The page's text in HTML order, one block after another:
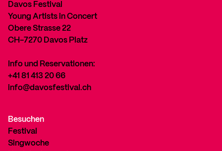
Davos Festival
Young Artists in Concert
Obere Strasse 22
CH-7270 Davos Platz
Info und Reservationen:
+41 81 413 20 66
info@davosfestival.ch
Besuchen
Festival
Singwoche